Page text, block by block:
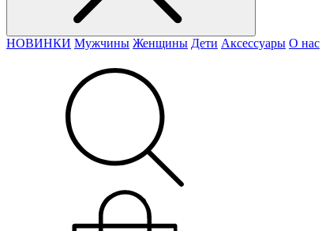
НОВИНКИ Мужчины Женщины Дети Аксессуары О нас